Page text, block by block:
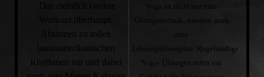
Abtanzen zu tollen
lateinamerikanischen
Rhythmen mit und dabei
Übungstechnik, sondern auch
eine
Lebensphilosophie.
Regelmäßige
Yoga- Übungen rufen ein